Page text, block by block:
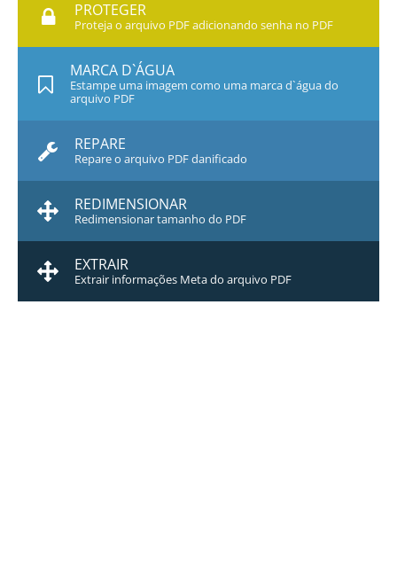
PROTEGER
Proteja o arquivo PDF adicionando senha no PDF
MARCA D`ÁGUA
Estampe uma imagem como uma marca d`água do
arquivo PDF
REPARE
Repare o arquivo PDF danificado
REDIMENSIONAR
Redimensionar tamanho do PDF
EXTRAIR
Extrair informações Meta do arquivo PDF